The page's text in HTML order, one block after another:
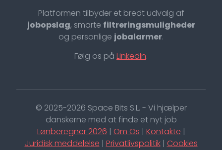
Platformen tilbyder et bredt udvalg af
jobopslag, smarte filtreringsmuligheder
og personlige jobalarmer.
Følg os på LinkedIn.
© 2025-2026 Space Bits S.L. - Vi hjælper
danskerne med at finde et nyt job
Lønberegner 2026 | Om Os | Kontakte |
Juridisk meddelelse | Privatlivspolitik| Cookies